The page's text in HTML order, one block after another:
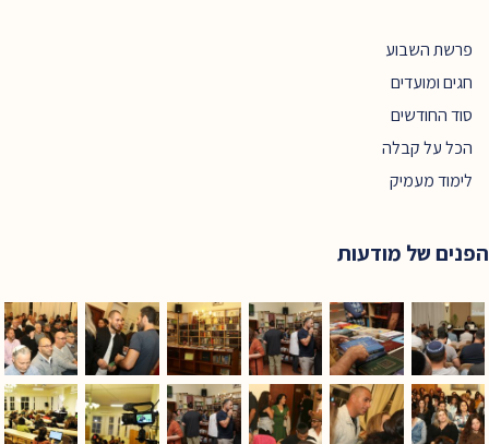
פרשת השבוע
חגים ומועדים
סוד החודשים
הכל על קבלה
לימוד מעמיק
הפנים של מודעות